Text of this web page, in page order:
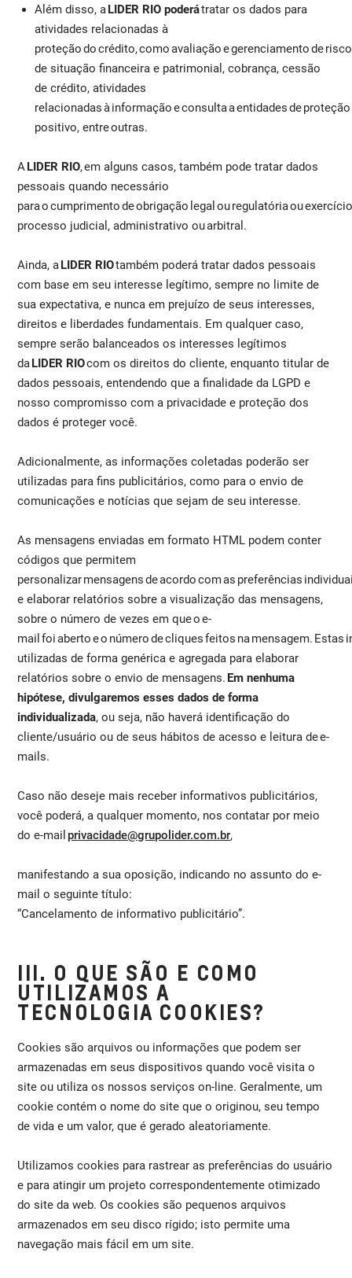
Além disso, aLIDER RIO poderátratar os dados para
atividades relacionadas à
proteção do crédito, como avaliação e gerenciamento de
de situação financeira e patrimonial, cobrança, cessão
de crédito, atividades
relacionadas à informação e consulta a entidades de
positivo, entre outras.
ALIDER RIO, em alguns casos, também pode tratar dados
pessoais quando necessário
para o cumprimento de obrigação legal ou regulatória ou
processo judicial, administrativo ou arbitral.
Ainda, aLIDER RIOtambém poderá tratar dados pessoais
com base em seu interesse legítimo, sempre no limite de
sua expectativa, e nunca em prejuízo de seus interesses,
direitos e liberdades fundamentais. Em qualquer caso,
sempre serão balanceados os interesses legítimos
daLIDER RIOcom os direitos do cliente, enquanto titular de
dados pessoais, entendendo que a finalidade da LGPD e
nosso compromisso com a privacidade e proteção dos
dados é proteger você.
Adicionalmente, as informações coletadas poderão ser
utilizadas para fins publicitários, como para o envio de
comunicações e notícias que sejam de seu interesse.
As mensagens enviadas em formato HTML podem conter
códigos que permitem
personalizar mensagens de acordo com as preferências
e elaborar relatórios sobre a visualização das mensagens,
sobre o número de vezes em que o e-
mail foi aberto e o número de cliques feitos na mensagem. Estas
utilizadas de forma genérica e agregada para elaborar
relatórios sobre o envio de mensagens. Em nenhuma
hipótese, divulgaremos esses dados de forma
individualizada, ou seja, não haverá identificação do
cliente/usuário ou de seus hábitos de acesso e leitura de e-
mails.
Caso não deseje mais receber informativos publicitários,
você poderá, a qualquer momento, nos contatar por meio
do e-mail privacidade@grupolider.com.br,
manifestando a sua oposição, indicando no assunto do e-
mail o seguinte título:
“Cancelamento de informativo publicitário”.
III. O QUE SÃO E COMO
UTILIZAMOS A
TECNOLOGIA COOKIES?
Cookies são arquivos ou informações que podem ser
armazenadas em seus dispositivos quando você visita o
site ou utiliza os nossos serviços on-line. Geralmente, um
cookie contém o nome do site que o originou, seu tempo
de vida e um valor, que é gerado aleatoriamente.
Utilizamos cookies para rastrear as preferências do usuário
e para atingir um projeto correspondentemente otimizado
do site da web. Os cookies são pequenos arquivos
armazenados em seu disco rígido; isto permite uma
navegação mais fácil em um site.